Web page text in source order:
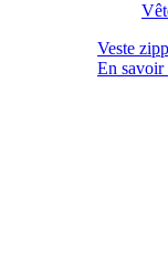
Veste
En savoir